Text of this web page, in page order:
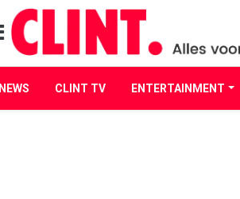
NEWS CLINT TV ENTERTAINMENT